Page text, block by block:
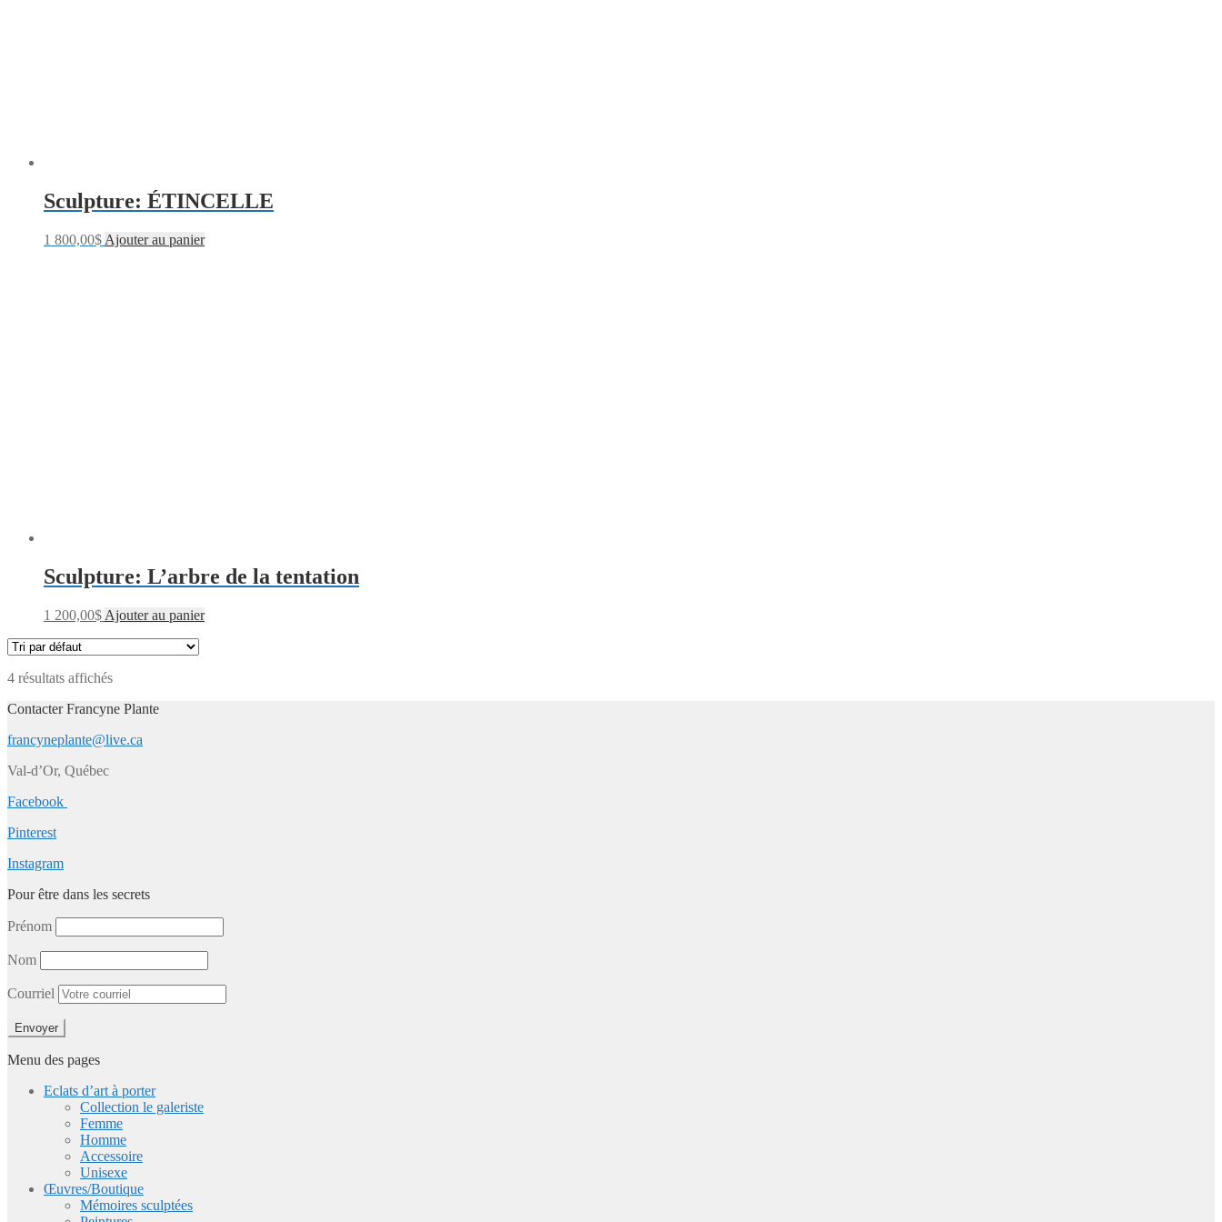
Sculpture: ÉTINCELLE
1 800,00$ Ajouter au panier
Sculpture: L’arbre de la tentation
1 200,00$ Ajouter au panier
4 résultats affichés
Contacter Francyne Plante
francyneplante@live.ca
Val-d’Or, Québec
Facebook
Pinterest
Instagram
Pour être dans les secrets
Prénom
Nom
Courriel
Menu des pages
Eclats d’art à porter
Collection le galeriste
Femme
Homme
Accessoire
Unisexe
Œuvres/Boutique
Mémoires sculptées